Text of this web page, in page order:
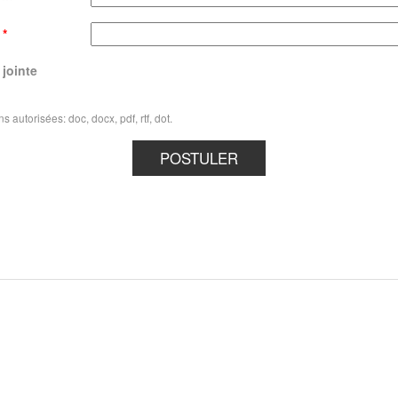
*
jointe
autorisées: doc, docx, pdf, rtf, dot.